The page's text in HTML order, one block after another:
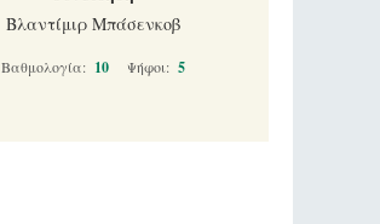
Βλαντίμιρ Μπάσενκοβ
Βαθμολογία: 10 Ψήφοι: 5